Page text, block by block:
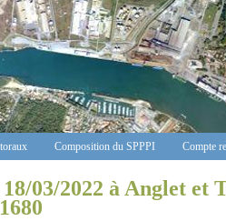
Composition du SPPPI Compte
03/2022 à Anglet et